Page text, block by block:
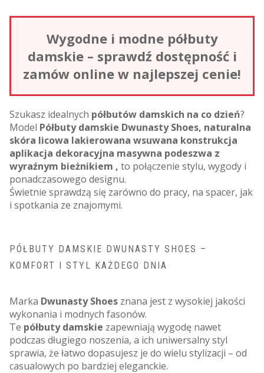
Wygodne i modne półbuty
damskie – sprawdź dostępność i
zamów online w najlepszej cenie!
Szukasz idealnych półbutów damskich na co dzień?
Model Półbuty damskie Dwunasty Shoes, naturalna
skóra licowa lakierowana wsuwana konstrukcja
aplikacja dekoracyjna masywna podeszwa z
wyraźnym bieżnikiem , to połączenie stylu, wygody i
ponadczasowego designu.
Świetnie sprawdzą się zarówno do pracy, na spacer, jak
i spotkania ze znajomymi.
PÓŁBUTY DAMSKIE DWUNASTY SHOES –
KOMFORT I STYL KAŻDEGO DNIA
Marka Dwunasty Shoes znana jest z wysokiej jakości
wykonania i modnych fasonów.
Te półbuty damskie zapewniają wygodę nawet
podczas długiego noszenia, a ich uniwersalny styl
sprawia, że łatwo dopasujesz je do wielu stylizacji – od
casualowych po bardziej eleganckie.